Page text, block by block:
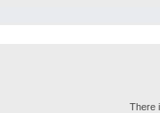
There